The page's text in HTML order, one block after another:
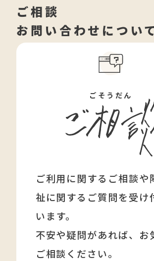
ご相談
お問い合わせについ
ごそうだん
ご利用に関するご相談や
祉に関する ご質問を受け
います。
不安や疑問があれば、 お
ご相談ください。